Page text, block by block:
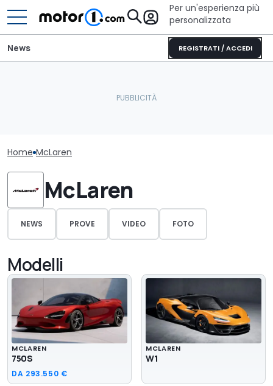
Per un'esperienza più
personalizzata
REGISTRATI / ACCEDI
News
Home McLaren
McLaren
NEWS PROVE VIDEO FOTO
Modelli
MCLAREN
750S
DA 293.550 €
MCLAREN
W1